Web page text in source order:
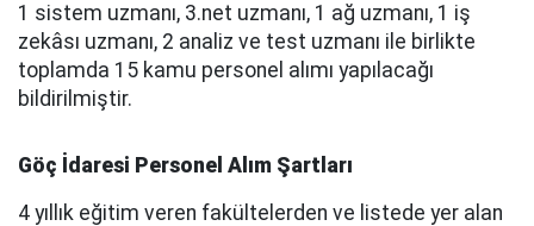
1 sistem uzmanı, 3.net uzmanı, 1 ağ uzmanı, 1 iş
zekâsı uzmanı, 2 analiz ve test uzmanı ile birlikte
toplamda 15 kamu personel alımı yapılacağı
bildirilmiştir.
Göç İdaresi Personel Alım Şartları
4 yıllık eğitim veren fakültelerden ve listede yer alan